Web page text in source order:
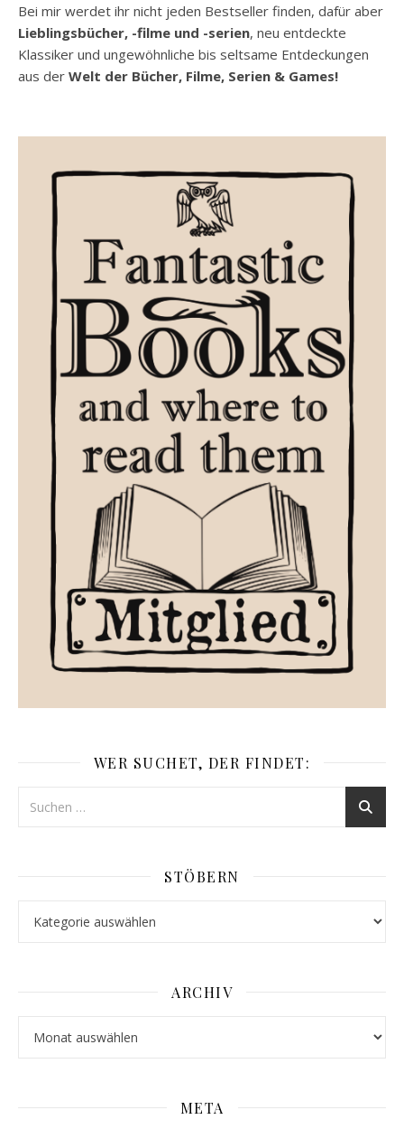
Bei mir werdet ihr nicht jeden Bestseller finden, dafür aber
Lieblingsbücher, -filme und -serien, neu entdeckte
Klassiker und ungewöhnliche bis seltsame Entdeckungen
aus der Welt der Bücher, Filme, Serien & Games!
WER SUCHET, DER FINDET:
STÖBERN
ARCHIV
META